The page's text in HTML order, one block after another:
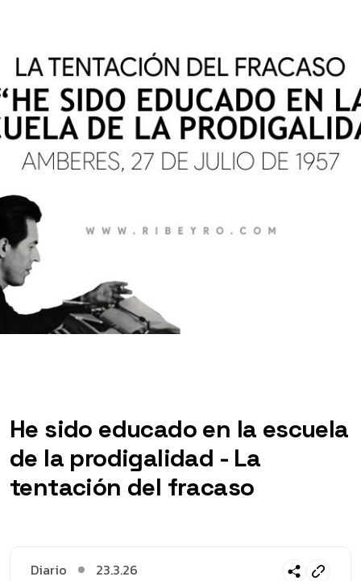
He sido educado en la escuela
de la prodigalidad - La
tentación del fracaso
Diario 23.3.26